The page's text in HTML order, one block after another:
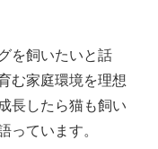
を飼いたいと話
む家庭環境を理想
長したら猫も飼い
っています。